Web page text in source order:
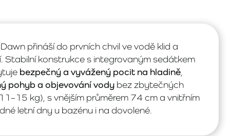
přináší do prvních chvil ve vodě klid a
Stabilní konstrukce s integrovaným sedátkem
bezpečný a vyvážený pocit na hladině,
pohyb a objevování vodybez zbytečných
kg), s vnějším průměrem 74 cm a vnitřním
letní dny u bazénu i na dovolené.